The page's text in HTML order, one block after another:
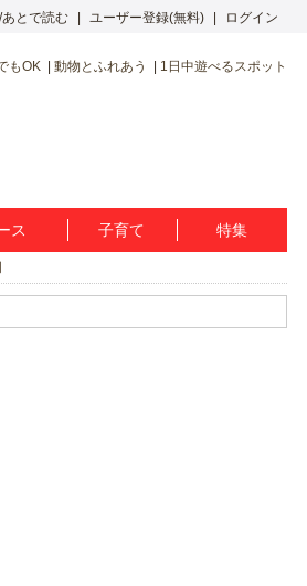
とで読む ユーザー登録(無料) ログイン
もOK 動物とふれあう 1日中遊べるスポット
ス 子育て 特集